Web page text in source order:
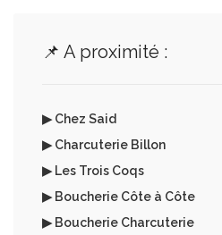
📌 A proximité :
▶ Chez Said
▶ Charcuterie Billon
▶ Les Trois Coqs
▶ Boucherie Côte à Côte
▶ Boucherie Charcuterie